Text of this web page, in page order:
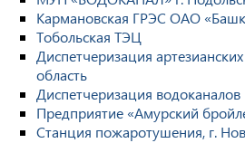
Кармановская ГРЭС ОАО
Тобольская ТЭЦ
Диспетчеризация
область
Диспетчеризация водоканалов
Предприятие «Амурский
Станция пожаротушения, г.